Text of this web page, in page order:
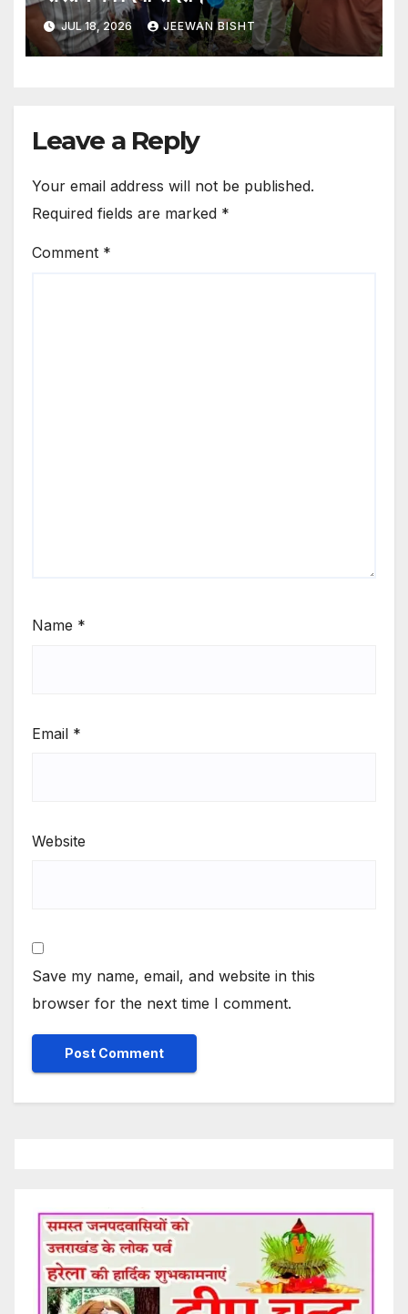
JUL 18, 2026 JEEWAN BISHT
Leave a Reply
Your email address will not be published.
Required fields are marked *
Comment *
Name *
Email *
Website
Save my name, email, and website in this
browser for the next time I comment.